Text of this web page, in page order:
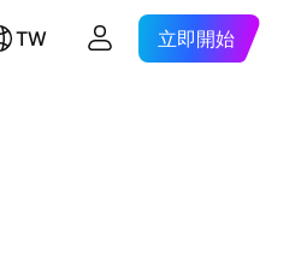
TW 立即開始